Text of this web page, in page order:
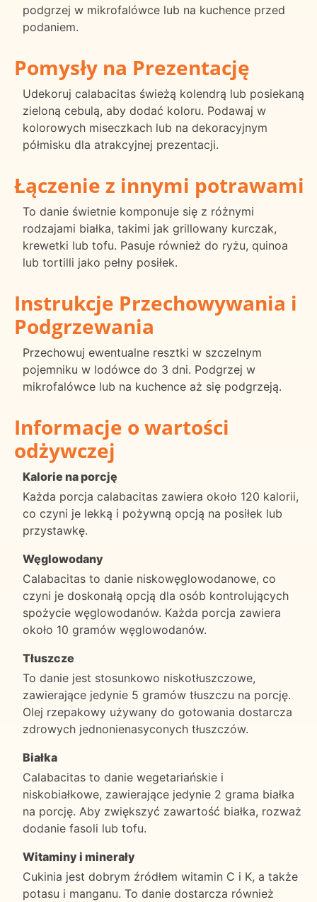
podgrzej w mikrofalówce lub na kuchence przed
podaniem.
Pomysły na Prezentację
Udekoruj calabacitas świeżą kolendrą lub posiekaną
zieloną cebulą, aby dodać koloru. Podawaj w
kolorowych miseczkach lub na dekoracyjnym
półmisku dla atrakcyjnej prezentacji.
Łączenie z innymi potrawami
To danie świetnie komponuje się z różnymi
rodzajami białka, takimi jak grillowany kurczak,
krewetki lub tofu. Pasuje również do ryżu, quinoa
lub tortilli jako pełny posiłek.
Instrukcje Przechowywania i
Podgrzewania
Przechowuj ewentualne resztki w szczelnym
pojemniku w lodówce do 3 dni. Podgrzej w
mikrofalówce lub na kuchence aż się podgrzeją.
Informacje o wartości
odżywczej
Kalorie na porcję
Każda porcja calabacitas zawiera około 120 kalorii,
co czyni je lekką i pożywną opcją na posiłek lub
przystawkę.
Węglowodany
Calabacitas to danie niskowęglowodanowe, co
czyni je doskonałą opcją dla osób kontrolujących
spożycie węglowodanów. Każda porcja zawiera
około 10 gramów węglowodanów.
Tłuszcze
To danie jest stosunkowo niskotłuszczowe,
zawierające jedynie 5 gramów tłuszczu na porcję.
Olej rzepakowy używany do gotowania dostarcza
zdrowych jednonienasyconych tłuszczów.
Białka
Calabacitas to danie wegetariańskie i
niskobiałkowe, zawierające jedynie 2 grama białka
na porcję. Aby zwiększyć zawartość białka, rozważ
dodanie fasoli lub tofu.
Witaminy i minerały
Cukinia jest dobrym źródłem witamin C i K, a także
potasu i manganu. To danie dostarcza również